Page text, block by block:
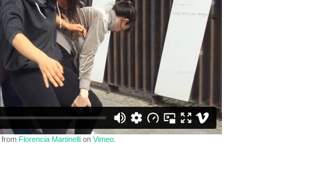
from Florencia Martinelli on Vimeo